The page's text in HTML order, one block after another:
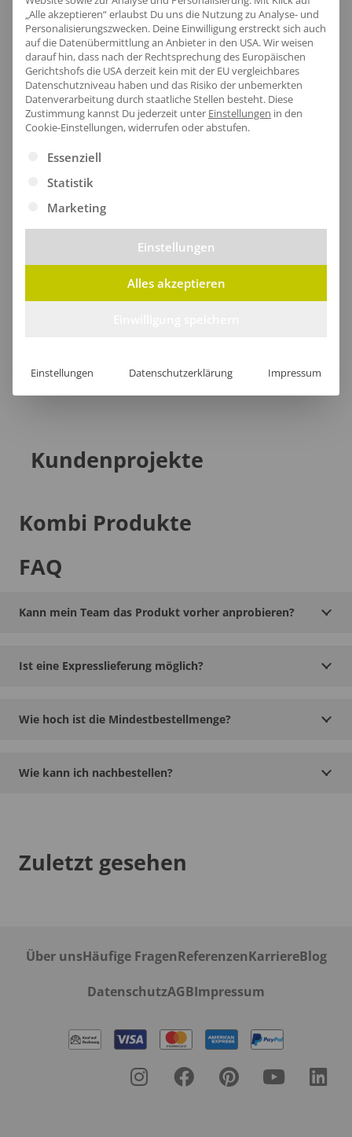
Geschlecht:Unisex
Obermaterial:100% Baumwolle
Grammatur:300 g/m²
Zertifikate: Bio-Baumwolle|Faire
Arbeitsbedingungen|Fairtrade-zertifizierte
Baumwolle|Oeko-Tex 100
Größentabelle
Lieferzeit
Kundenprojekte
Kombi Produkte
FAQ
Kann mein Team das Produkt vorher anprobieren?
Ist eine Expresslieferung möglich?
Wie hoch ist die Mindestbestellmenge?
Wie kann ich nachbestellen?
Zuletzt gesehen
Über unsHäufige FragenReferenzenKarriereBlog
DatenschutzAGBImpressum
„Alle akzeptieren“ erlaubst Du uns die Nutzung zu Analyse- und
Personalisierungszwecken. Deine Einwilligung erstreckt sich auch
auf die Datenübermittlung an Anbieter in den USA. Wir weisen
darauf hin, dass nach der Rechtsprechung des Europäischen
Gerichtshofs die USA derzeit kein mit der EU vergleichbares
Datenschutzniveau haben und das Risiko der unbemerkten
Datenverarbeitung durch staatliche Stellen besteht. Diese
Zustimmung kannst Du jederzeit unter Einstellungen in den
Cookie-Einstellungen, widerrufen oder abstufen.
Es folgt eine Liste der Service-Gruppen, für die eine
Essenziell
Statistik
Marketing
Einstellungen
Alles akzeptieren
Einstellungen Datenschutzerklärung Impressum